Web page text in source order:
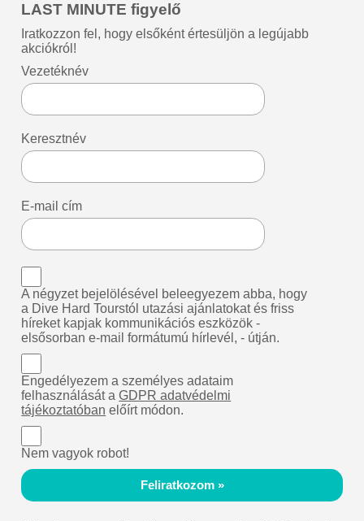
LAST MINUTE figyelő
Iratkozzon fel, hogy elsőként értesüljön a legújabb
akciókról!
Vezetéknév
Keresztnév
E-mail cím
A négyzet bejelölésével beleegyezem abba, hogy
a Dive Hard Tourstól utazási ajánlatokat és friss
híreket kapjak kommunikációs eszközök -
elsősorban e-mail formátumú hírlevél, - útján.
Engedélyezem a személyes adataim
felhasználását aGDPR adatvédelmi
tájékoztatóban előírt módon.
Nem vagyok robot!
Feliratkozom »